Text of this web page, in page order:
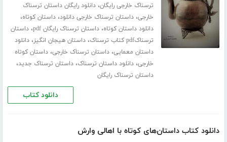
ترسناک خارجی رایگان،دانلود رایگان داستان ترسناک
خارجی،داستان ترسناک خارجی دانلود،داستان کوتاه،
دانلود داستان کوتاه،داستان ترسناک رایگان pdf ،داستان
ترسناکpdf کتاب ترسناک
،داستان هیجان انگیز،دانلود
داستان معمایی،داستان ترسناک خارجی،داستان کوتاه
خارجی،دانلود داستان ترسناک،داستان ترسناک جدید،
داستان ترسناک رایگان
دانلود کتاب
دانلود کتاب داستان‌های کوتاه با اهالی وارش